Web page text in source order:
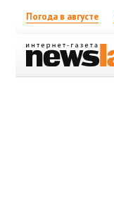
Погода в августе